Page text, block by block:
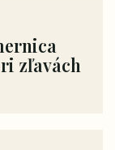
zľavách